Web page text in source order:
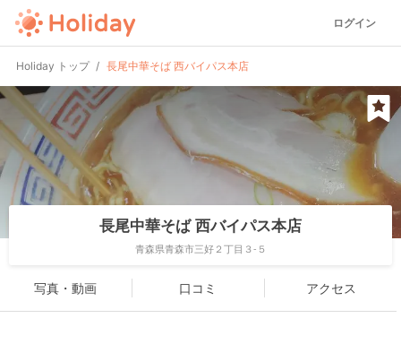
ログイン
Holiday トップ 長尾中華そば 西バイパス本店
長尾中華そば 西バイパス本店
青森県青森市三好２丁目３-５
写真・動画 口コミ アクセス